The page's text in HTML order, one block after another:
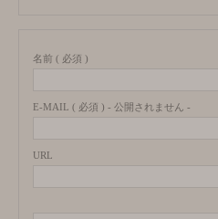
名前 ( 必須 )
E-MAIL ( 必須 ) - 公開されません -
URL